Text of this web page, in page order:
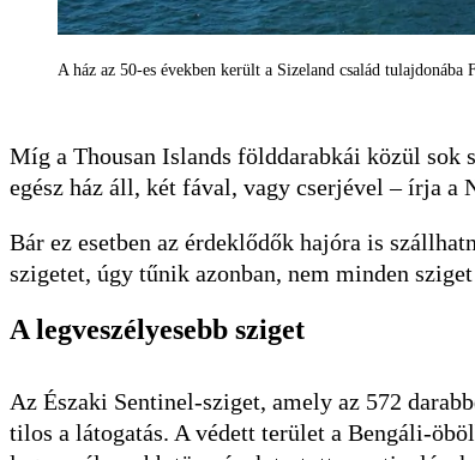
A ház az 50-es években került a Sizeland család
Míg a Thousan Islands földdarabkái közül sok
egész ház áll, két fával, vagy cserjével – írja a
Bár ez esetben az érdeklődők hajóra is
szigetet, úgy tűnik azonban, nem minden
A legveszélyesebb sziget
Az Északi Sentinel-sziget, amely az 572
tilos a látogatás. A védett terület a Bengáli-